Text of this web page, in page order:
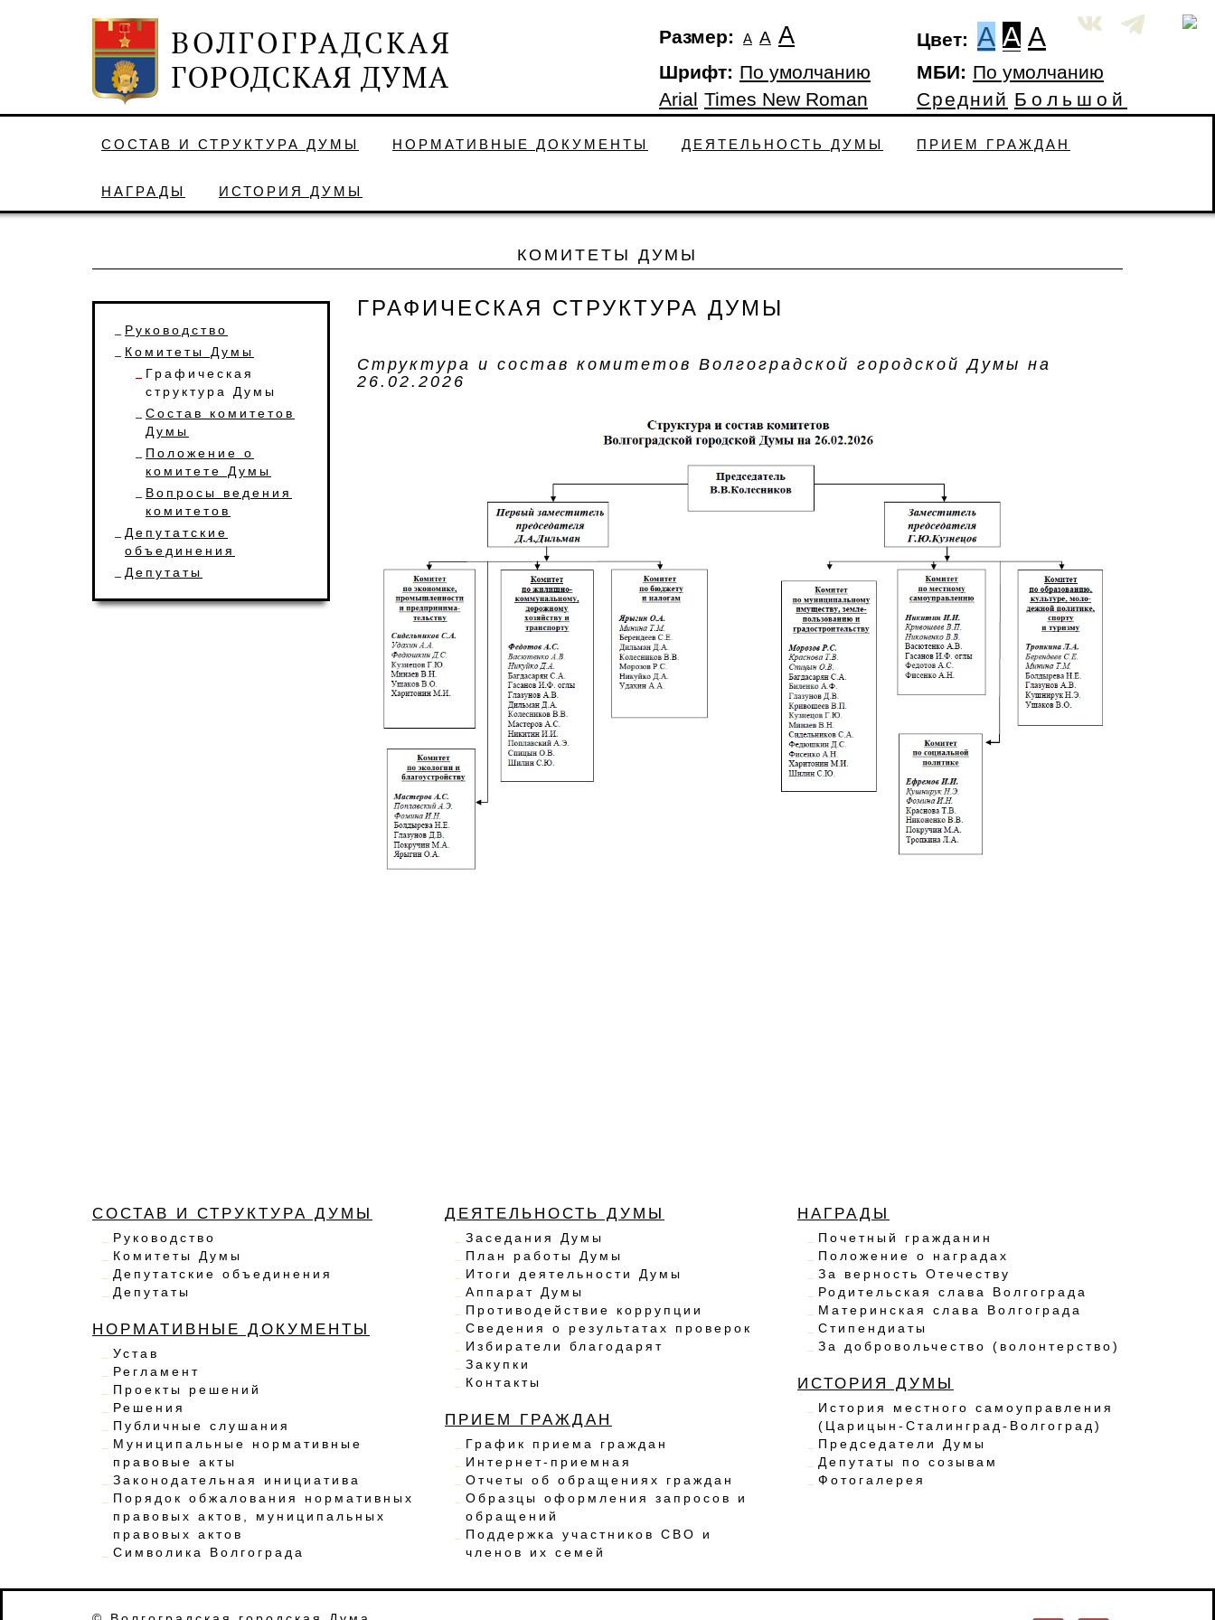
Размер: А А А Цвет: A A A
Шрифт: По умолчанию
Arial Times New Roman
МБИ: По умолчанию
Средний Большой
СОСТАВ И СТРУКТУРА ДУМЫ НОРМАТИВНЫЕ ДОКУМЕНТЫ ДЕЯТЕЛЬНОСТЬ ДУМЫ ПРИЕМ ГРАЖДАН
НАГРАДЫ ИСТОРИЯ ДУМЫ
КОМИТЕТЫ ДУМЫ
Руководство
Комитеты Думы
Графическая
структура Думы
Состав комитетов
Думы
Положение о
комитете Думы
Вопросы ведения
комитетов
Депутатские
объединения
Депутаты
ГРАФИЧЕСКАЯ СТРУКТУРА ДУМЫ
Структура и состав комитетов Волгоградской городской Думы на
26.02.2026
СОСТАВ И СТРУКТУРА ДУМЫ
Руководство
Комитеты Думы
Депутатские объединения
Депутаты
НОРМАТИВНЫЕ ДОКУМЕНТЫ
Устав
Регламент
Проекты решений
Решения
Публичные слушания
Муниципальные нормативные
правовые акты
Законодательная инициатива
Порядок обжалования нормативных
правовых актов, муниципальных
правовых актов
Символика Волгограда
ДЕЯТЕЛЬНОСТЬ ДУМЫ
Заседания Думы
План работы Думы
Итоги деятельности Думы
Аппарат Думы
Противодействие коррупции
Сведения о результатах проверок
Избиратели благодарят
Закупки
Контакты
ПРИЕМ ГРАЖДАН
График приема граждан
Интернет-приемная
Отчеты об обращениях граждан
Образцы оформления запросов и
обращений
Поддержка участников СВО и
членов их семей
НАГРАДЫ
Почетный гражданин
Положение о наградах
За верность Отечеству
Родительская слава Волгограда
Материнская слава Волгограда
Стипендиаты
За добровольчество (волонтерство)
ИСТОРИЯ ДУМЫ
История местного самоуправления
(Царицын-Сталинград-Волгоград)
Председатели Думы
Депутаты по созывам
Фотогалерея